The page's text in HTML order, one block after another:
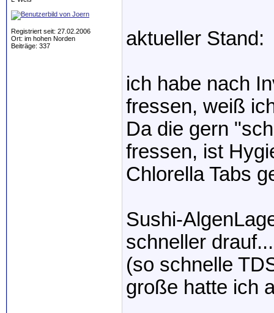
Registriert seit: 27.02.2006
Ort: im hohen Norden
Beiträge: 337
aktueller Stand:
ich habe nach
fressen, weiß
Da die gern
fressen, ist
Chlorella Tabs
Sushi-
schneller
(so schnelle
große hatte ich